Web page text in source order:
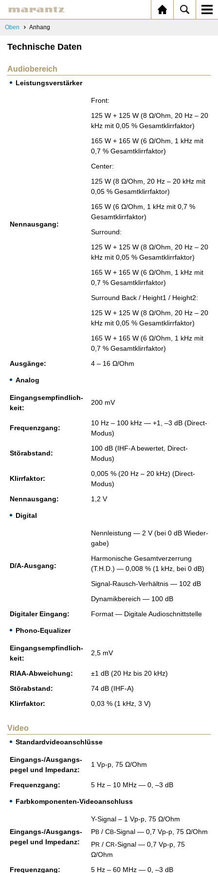
Oben Anhang
Technische Daten
Audiobereich
Leistungsverstärker
Nenn­aus­gang:
Front:
125 W + 125 W (8 Ω/Ohm, 20 Hz – 20
kHz mit 0,05 % Ge­samt­klirr­fak­tor)
165 W + 165 W (6 Ω/Ohm, 1 kHz mit
0,7 % Ge­samt­klirr­fak­tor)
Cen­ter:
125 W (8 Ω/Ohm, 20 Hz – 20 kHz mit
0,05 % Ge­samt­klirr­fak­tor)
165 W (6 Ω/Ohm, 1 kHz mit 0,7 %
Ge­samt­klirr­fak­tor)
Sur­round:
125 W + 125 W (8 Ω/Ohm, 20 Hz – 20
kHz mit 0,05 % Ge­samt­klirr­fak­tor)
165 W + 165 W (6 Ω/Ohm, 1 kHz mit
0,7 % Ge­samt­klirr­fak­tor)
Sur­round Back / Height1 / Height2:
125 W + 125 W (8 Ω/Ohm, 20 Hz – 20
kHz mit 0,05 % Ge­samt­klirr­fak­tor)
165 W + 165 W (6 Ω/Ohm, 1 kHz mit
0,7 % Ge­samt­klirr­fak­tor)
Aus­gän­ge:
4 – 16 Ω/Ohm
Analog
Ein­gangs­emp­find­lich­
keit:
200 mV
Fre­quenz­gang:
10 Hz – 100 kHz — +1, –3 dB (Di­rect-
Modus)
Stör­ab­stand:
100 dB (IHF-A be­wer­tet, Di­rect-
Modus)
Klirr­fak­tor:
0,005 % (20 Hz – 20 kHz) (Di­rect-
Modus)
Nenn­aus­gang:
1,2 V
Digital
D/A-Aus­gang:
Nenn­leis­tung — 2 V (bei 0 dB Wie­der­
ga­be)
Har­mo­ni­sche Ge­samt­ver­zer­rung
(T.H.D.) — 0,008 % (1 kHz, bei 0 dB)
Si­gnal-Rausch-Ver­hält­nis — 102 dB
Dy­na­mik­be­reich — 100 dB
Di­gi­ta­ler Ein­gang:
For­mat — Di­gi­ta­le Au­dio­schnitt­stel­le
Phono-Equalizer
Ein­gangs­emp­find­lich­
keit:
2,5 mV
RIAA-Ab­wei­chung:
±1 dB (20 Hz bis 20 kHz)
Stör­ab­stand:
74 dB (IHF-A)
Klirr­fak­tor:
0,03 % (1 kHz, 3 V)
Video
Standardvideoanschlüsse
Ein­gangs-/Aus­gangs­
pe­gel und Im­pe­danz:
1 Vp-p, 75 Ω/Ohm
Fre­quenz­gang: 5 Hz – 10 MHz — 0, –3 dB
Farbkomponenten-Videoanschluss
Ein­gangs-/Aus­gangs­
pe­gel und Im­pe­danz:
Y-Si­gnal – 1 Vp-p, 75 Ω/Ohm
PB / CB-Si­gnal — 0,7 Vp-p, 75 Ω/Ohm
PR / CR-Si­gnal — 0,7 Vp-p, 75
Ω/Ohm
Fre­quenz­gang:
5 Hz – 60 MHz — 0, –3 dB